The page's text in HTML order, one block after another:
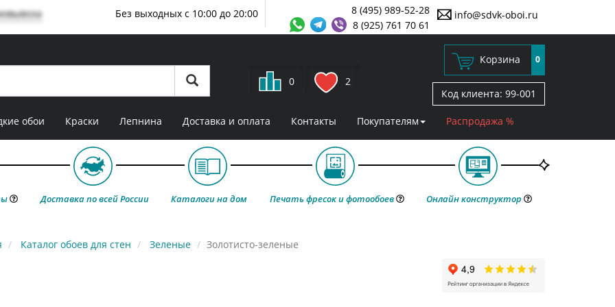
info@sdvk-oboi.ru
8 (495) 989-52-28
8 (925) 761 70 61
Без выходных с 10:00 до 20:00
0 2
Корзина 0
Код клиента: 99-001
обои Краски Лепнина Доставка и оплата Контакты Покупателям Распродажа %
Доставка по всей России Каталоги на дом Печать фресок и фотообоев Онлайн конструктор
Каталог обоев для стен Зеленые Золотисто-зеленые